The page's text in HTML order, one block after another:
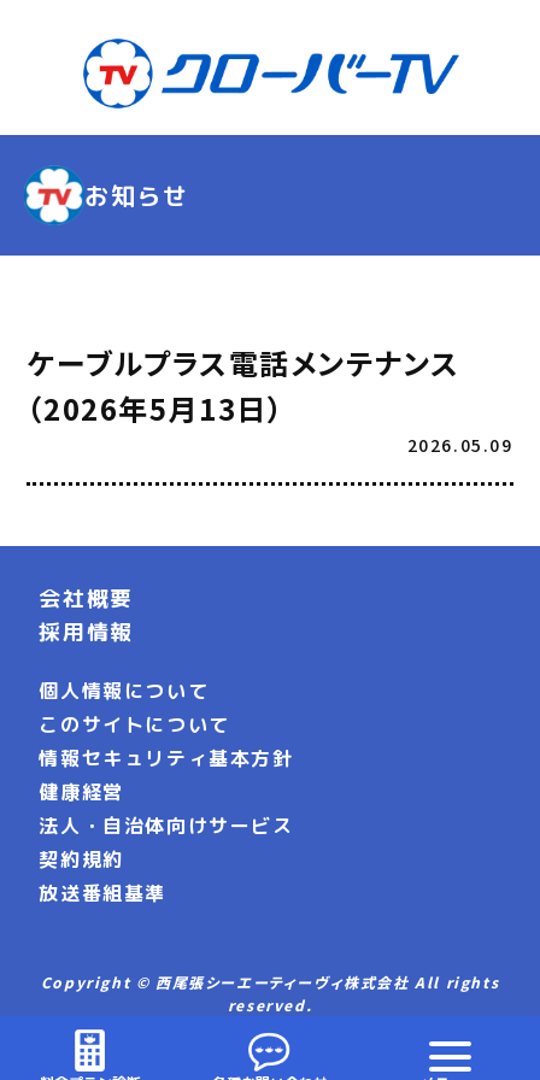
お知らせ
ケーブルプラス電話メンテナンス
（2026年5月13日）
2026.05.09
会社概要
採用情報
個人情報について
このサイトについて
情報セキュリティ基本方針
健康経営
法人・自治体向けサービス
契約規約
放送番組基準
Copyright © 西尾張シーエーティーヴィ株式会社 All rights
reserved.